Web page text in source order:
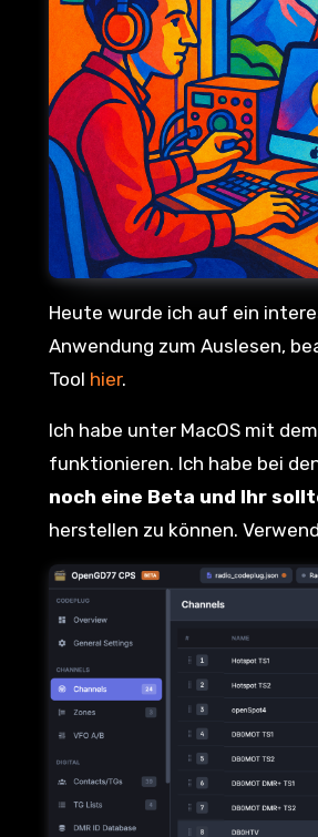
Heute wurde ich auf ein
Anwendung zum Auslesen,
Tool hier.
Ich habe unter MacOS mit
funktionieren. Ich habe bei
noch eine Beta und Ihr
herstellen zu können.